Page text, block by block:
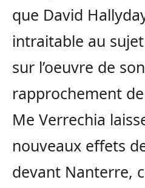
que David
intraitable au
sur l’oeuvre de
rapprochement
Me Verrechia
nouveaux effets
devant Nanterre,